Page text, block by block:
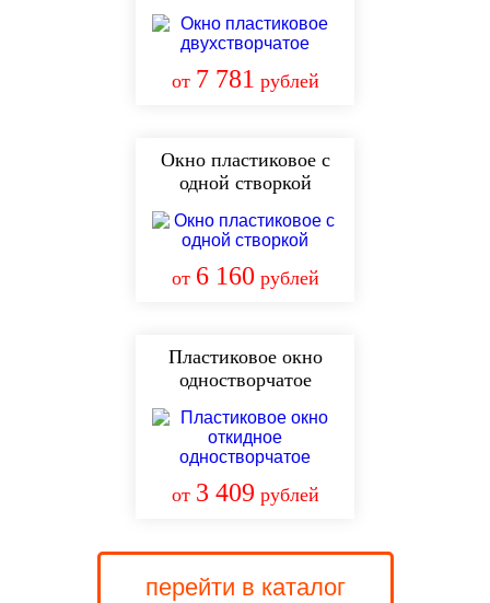
от 7 781 рублей
Окно пластиковое с
одной створкой
от 6 160 рублей
Пластиковое окно
одностворчатое
от 3 409 рублей
перейти в каталог